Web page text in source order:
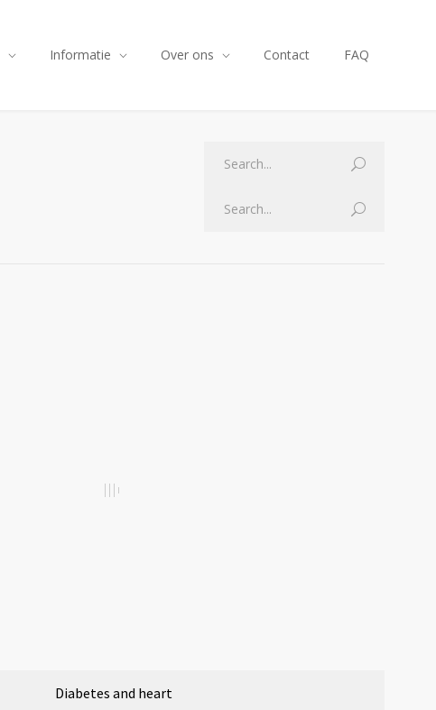
Informatie Over ons Contact FAQ
Diabetes and heart